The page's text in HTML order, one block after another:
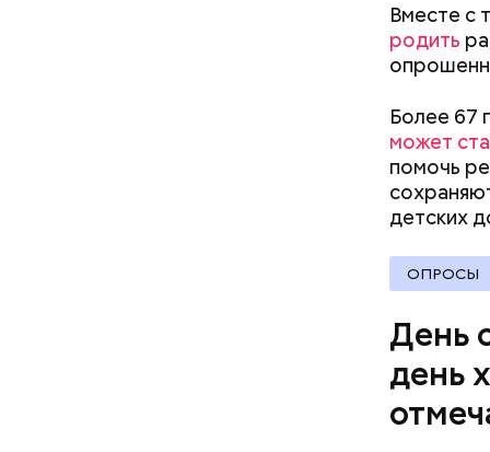
Вместе с
родить
Более 67
может
помочь
детских
ОПРОСЫ
День
день
—
Копылов.
Однако
полезна.